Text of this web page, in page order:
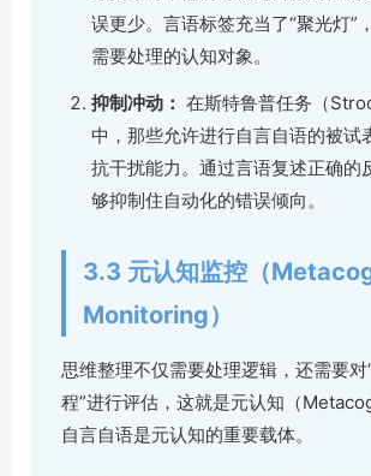
误更少。言语标签充当了“聚光灯”
需要处理的认知对象。
抑制冲动： 在斯特鲁普任务（
中，那些允许进行自言自语的被试
抗干扰能力。通过言语复述正确的
够抑制住自动化的错误倾向。
3.3 元认知监控（
Monitoring）
思维整理不仅需要处理逻辑，还需要对
程”进行评估，这就是元认知（
自言自语是元认知的重要载体。